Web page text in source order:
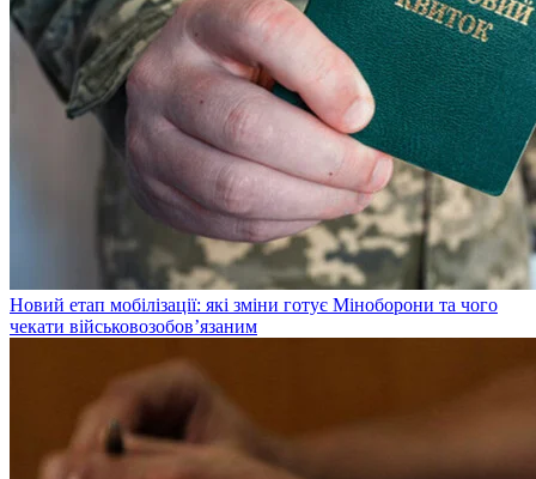
Новий етап мобілізації: які зміни готує Міноборони та чого
чекати військовозобов’язаним